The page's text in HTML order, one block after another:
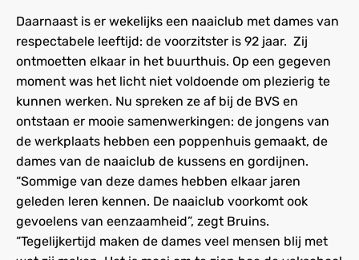
Daarnaast is er wekelijks een naaiclub met dames van
respectabele leeftijd: de voorzitster is 92 jaar. Zij
ontmoetten elkaar in het buurthuis. Op een gegeven
moment was het licht niet voldoende om plezierig te
kunnen werken. Nu spreken ze af bij de BVS en
ontstaan er mooie samenwerkingen: de jongens van
de werkplaats hebben een poppenhuis gemaakt, de
dames van de naaiclub de kussens en gordijnen.
“Sommige van deze dames hebben elkaar jaren
geleden leren kennen. De naaiclub voorkomt ook
gevoelens van eenzaamheid”, zegt Bruins.
“Tegelijkertijd maken de dames veel mensen blij met